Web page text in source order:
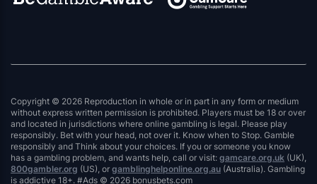
Copyright © 2026 Reproduction in whole or in part in any form or medium
without express written permission is prohibited. Players must be 18 or over
and located in jurisdictions where online gambling is legal. Please play
responsibly. Bet with your head, not over it. Know when to Stop. Gamble
responsibly and Think about your choices. If you or someone you know
has a gambling problem, and wants help, call or visit: gamcare.org.uk (UK),
800gambler.org (US), or gamblinghelponline.org.au (Australia). Gambling
is addictive 18+. #Ads © 2026 bonusbets.com